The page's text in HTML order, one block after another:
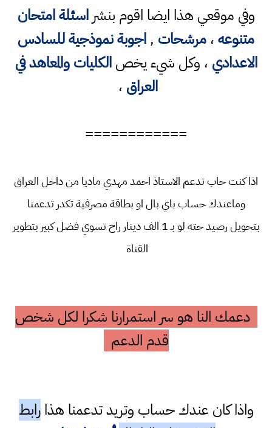
وفي موقعي هذا ايضا اقوم بنشراسئلة امتحان
متنوعه،مرشحات ,اجوبة نموذجية للسادس
الاعدادي ، وكل شيء يخصالكليات والمعاهد في
العراق ،
============
اذا كنت حاب تدعم الاستاذ احمد مهدي ماديا من داخل العراق
وماعندك حساب باي بال او بطاقة مصرفية تكدر تدعمنا
بتحويل رصيد حته لو بـ 1 الف دينار راح تسوي فضل كبير بتطوير
القناة
دعمك النا هو سر استمرارنا شكرا لكل شخص
قدم الدعم
واذا كان عندك حساب وتريد تدعمنا هذارابط